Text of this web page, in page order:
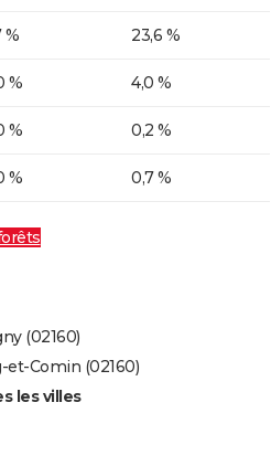
% 23,6 %
% 4,0 %
% 0,2 %
% 0,7 %
(02160)
et-Comin (02160)
les villes